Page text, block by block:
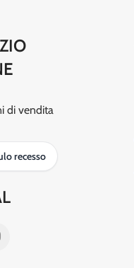
di vendita
recesso